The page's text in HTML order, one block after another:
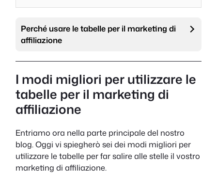
Perché usare le tabelle per il marketing di
affiliazione
I modi migliori per utilizzare le
tabelle per il marketing di
affiliazione
Entriamo ora nella parte principale del nostro
blog. Oggi vi spiegherò sei dei modi migliori per
utilizzare le tabelle per far salire alle stelle il vostro
marketing di affiliazione.